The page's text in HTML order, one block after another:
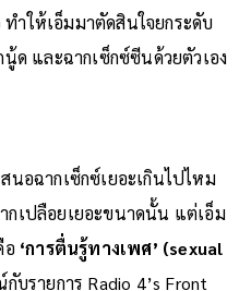
ำให้เอ็มมาตัดสินใจยกระดับ
ด และฉากเซ็กซ์ซีนด้วยตัวเอง
นอฉากเซ็กซ์เยอะเกินไปไหม
กเปลือยเยอะขนาดนั้น แต่เอ็ม
อ ‘การตื่นรู้ทางเพศ’ (sexual
บรายการ Radio 4’s Front